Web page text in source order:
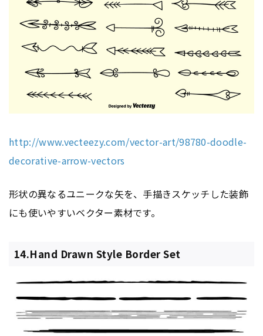
http://www.vecteezy.com/vector-art/98780-doodle-
decorative-arrow-vectors
形状の異なるユニークな矢を、手描きスケッチした装飾
にも使いやすいベクター素材です。
14.Hand Drawn Style Border Set